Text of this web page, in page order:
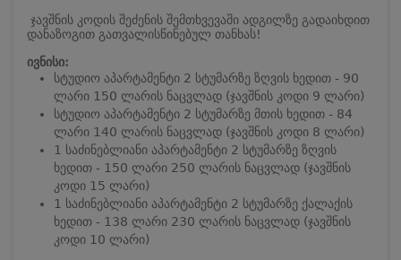
ჯავშნის კოდის შეძენის შემთხვევაში ადგილზე გადაიხდით
დანაზოგით გათვალისწინებულ თანხას!
ივნისი:
სტუდიო აპარტამენტი 2 სტუმარზე ზღვის ხედით - 90
ლარი 150 ლარის ნაცვლად (ჯავშნის კოდი 9 ლარი)
სტუდიო აპარტამენტი 2 სტუმარზე მთის ხედით - 84
ლარი 140 ლარის ნაცვლად (ჯავშნის კოდი 8 ლარი)
1 საძინებლიანი აპარტამენტი 2 სტუმარზე ზღვის
ხედით - 150 ლარი 250 ლარის ნაცვლად (ჯავშნის
კოდი 15 ლარი)
1 საძინებლიანი აპარტამენტი 2 სტუმარზე ქალაქის
ხედით - 138 ლარი 230 ლარის ნაცვლად (ჯავშნის
კოდი 10 ლარი)